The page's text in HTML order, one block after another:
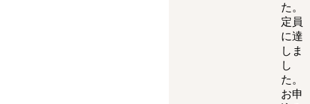
た。
定員
に達
しま
し
た。
お申